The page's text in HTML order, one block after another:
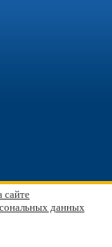
сайте
данных